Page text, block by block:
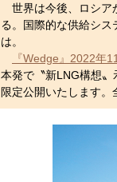
世界は今後、ロシア
る。国際的な供給シス
は。
『Wedge』2022年
本発で〝新LNG構想〟
限定公開いたします。